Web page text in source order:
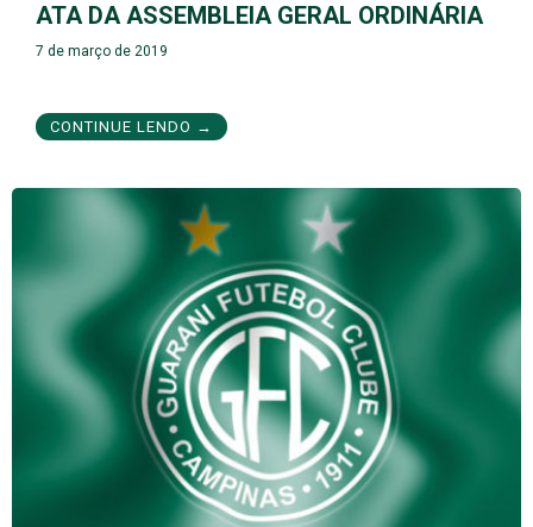
ATA DA ASSEMBLEIA GERAL ORDINÁRIA
7 de março de 2019
CONTINUE LENDO →